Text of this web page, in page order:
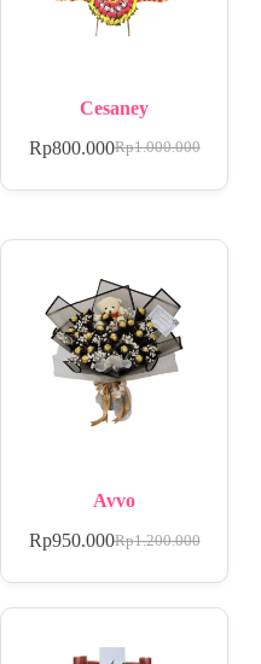
Cesaney
Rp1.000.000
Rp800.000
Avvo
Rp1.200.000
Rp950.000